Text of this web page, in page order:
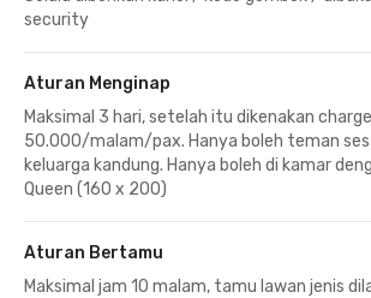
security
Aturan Menginap
Maksimal 3 hari, setelah itu dikenakan
50.000/malam/pax. Hanya boleh teman
keluarga kandung. Hanya boleh di kamar
Queen (160 x 200)
Aturan Bertamu
Maksimal jam 10 malam, tamu lawan jenis